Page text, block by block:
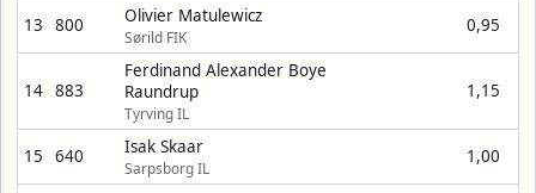
13 800 Olivier Matulewicz
Sørild FIK
0,95
14 883
Ferdinand Alexander Boye
Raundrup
Tyrving IL
1,15
15 640 Isak Skaar
Sarpsborg IL
1,00